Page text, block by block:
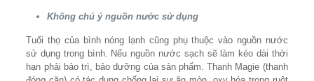
Không chú ý nguồn nước sử dụng
Tuổi thọ của bình nóng lạnh cũng phụ thuộc vào nguồn nước
sử dụng trong bình. Nếu nguồn nước sạch sẽ làm kéo dài thời
hạn phải bảo trì, bảo dưỡng của sản phẩm. Thanh Magie (thanh